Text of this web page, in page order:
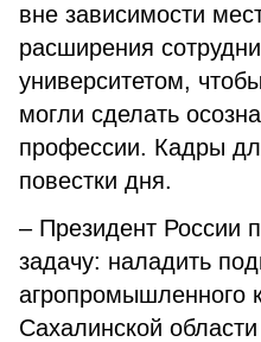
вне зависимости
расширения
университетом,
могли сделать
профессии. Кадры
повестки дня.
– Президент России
задачу: наладить
агропромышленного
Сахалинской